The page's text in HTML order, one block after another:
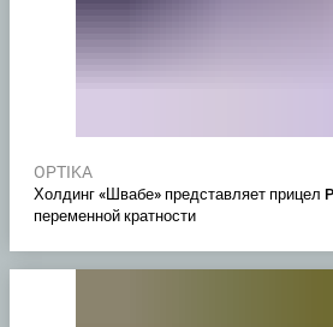
OPTIKA
Холдинг «Швабе» представляет прицел
переменной кратности